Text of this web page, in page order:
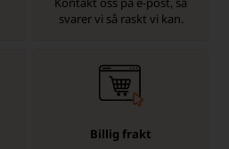
svarer vi så raskt vi kan.
Billig frakt